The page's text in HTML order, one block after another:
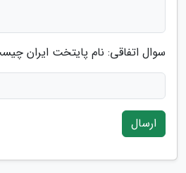
سوال اتفاقی: نام پایتخت ایران
ارسال